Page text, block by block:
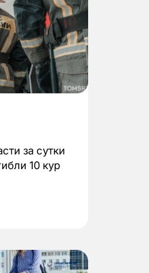
за сутки
10 кур